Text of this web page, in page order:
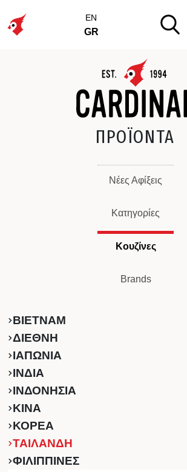
EN
GR
ΠΡΟΪΟΝΤΑ
Νέες Αφίξεις
Κατηγορίες
Κουζίνες
Brands
ΒΙΕΤΝΑΜ
ΔΙΕΘΝΗ
ΙΑΠΩΝΙΑ
ΙΝΔΙΑ
ΙΝΔΟΝΗΣΙΑ
ΚINA
ΚΟΡΕΑ
ΤΑΙΛΑΝΔΗ
ΦΙΛΙΠΠΙΝΕΣ